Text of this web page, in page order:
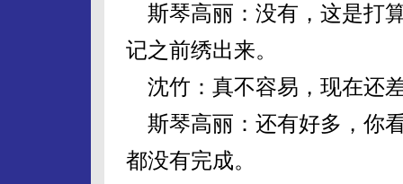
斯琴高丽：没有，这是打
记之前绣出来。
沈竹：真不容易，现在还
斯琴高丽：还有好多，你
都没有完成。